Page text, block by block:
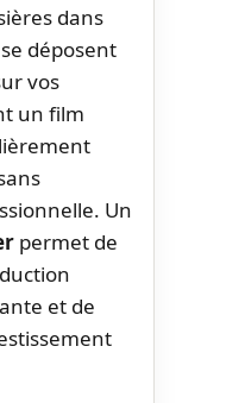
dans
se déposent
vos
un film
Un
permet de
et de